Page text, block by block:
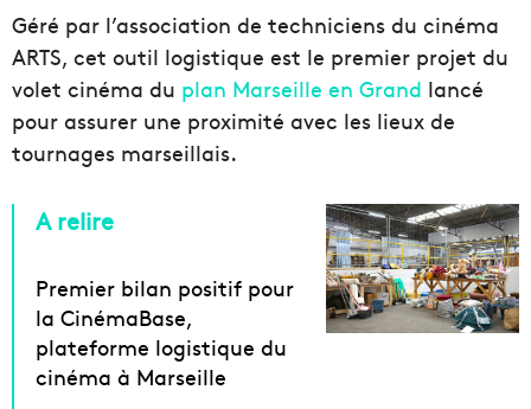
Géré par l’association de techniciens du cinéma
ARTS, cet outil logistique est le premier projet du
volet cinéma du plan Marseille en Grand lancé
pour assurer une proximité avec les lieux de
tournages marseillais.
A relire
Premier bilan positif pour
la CinémaBase,
plateforme logistique du
cinéma à Marseille